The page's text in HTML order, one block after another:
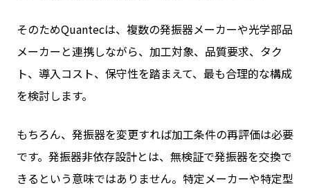
そのためQuantecは、複数の発振器メーカーや光学部品
メーカーと連携しながら、加工対象、品質要求、タク
ト、導入コスト、保守性を踏まえて、最も合理的な構成
を検討します。
もちろん、発振器を変更すれば加工条件の再評価は必要
です。発振器非依存設計とは、無検証で発振器を交換で
きるという意味ではありません。特定メーカーや特定型